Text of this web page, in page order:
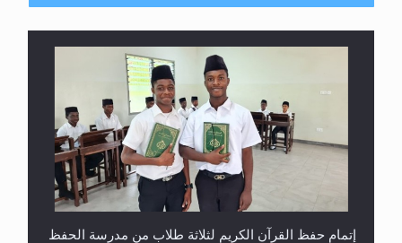
إتمام حفظ القرآن الكريم لثلاثة طلاب من مدرسة الحفظ